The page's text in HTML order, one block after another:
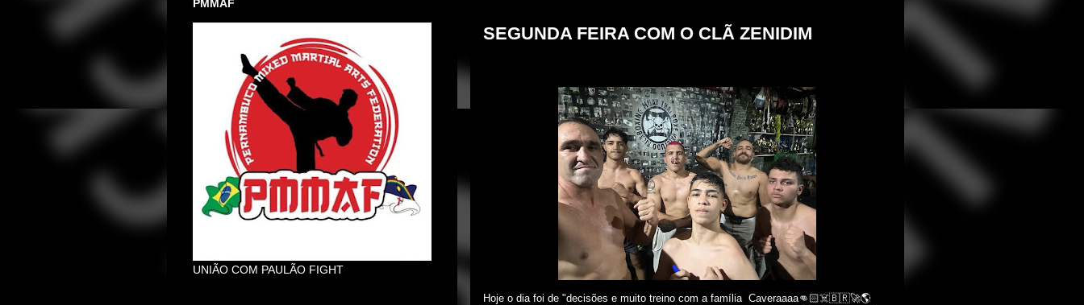
SEGUNDA FEIRA COM O CLÃ ZENIDIM
Hoje o dia foi de "decisões e muito treino com a família Caveraaaa👊🏻☠️🇧🇷🚀🌎
PMMAF
UNIÃO COM PAULÃO FIGHT